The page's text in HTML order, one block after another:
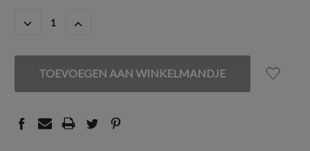
HOEVEELHEID
VAN
UNDEFINED
HOEVEELHEID
VAN
UNDEFINED